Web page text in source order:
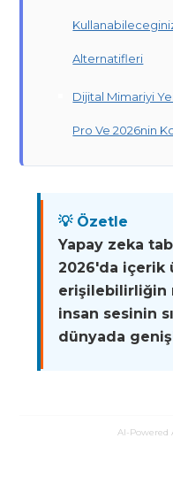
Alternatifleri
Dijital Mimariyi
Pro Ve 2026nin
💡 Özetle
Yapay zeka
2026'da içerik
erişilebilirliğin
insan sesinin
dünyada
AI-Powered